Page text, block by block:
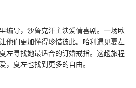
导，沙鲁克汗主演爱情喜剧。一场欧
他们更加懂得珍惜彼此。哈利遇见夏左
左寻找她最适合的订婚戒指。这趟旅程
，夏左也找到更多的自由。